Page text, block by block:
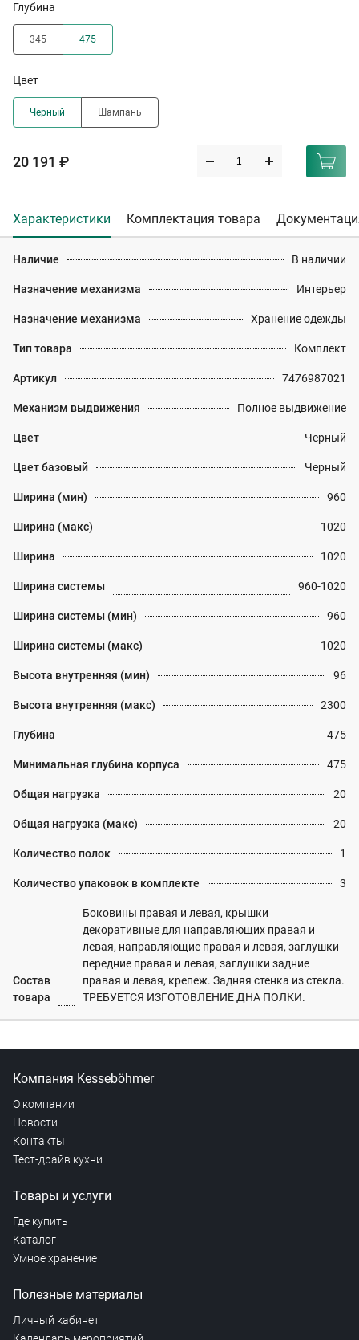
Глубина
345 475
Цвет
Черный Шампань
20 191 ₽
Характеристики Комплектация товара
Наличие В наличии
Назначение механизма Интерьер
Назначение механизма Хранение одежды
Тип товара Комплект
Артикул 7476987021
Механизм выдвижения Полное выдвижение
Цвет Черный
Цвет базовый Черный
Ширина (мин) 960
Ширина (макс) 1020
Ширина 1020
Ширина системы 960-1020
Ширина системы (мин) 960
Ширина системы (макс) 1020
Высота внутренняя (мин) 96
Высота внутренняя (макс) 2300
Глубина 475
Минимальная глубина корпуса 475
Общая нагрузка 20
Общая нагрузка (макс) 20
Количество полок 1
Количество упаковок в комплекте 3
Состав
товара
Боковины правая и левая, крышки
декоративные для направляющих правая и
левая, направляющие правая и левая, заглушки
передние правая и левая, заглушки задние
правая и левая, крепеж. Задняя стенка из стекла.
ТРЕБУЕТСЯ ИЗГОТОВЛЕНИЕ ДНА ПОЛКИ.
Компания Kesseböhmer
О компании
Новости
Контакты
Тест-драйв кухни
Товары и услуги
Где купить
Каталог
Умное хранение
Полезные материалы
Личный кабинет